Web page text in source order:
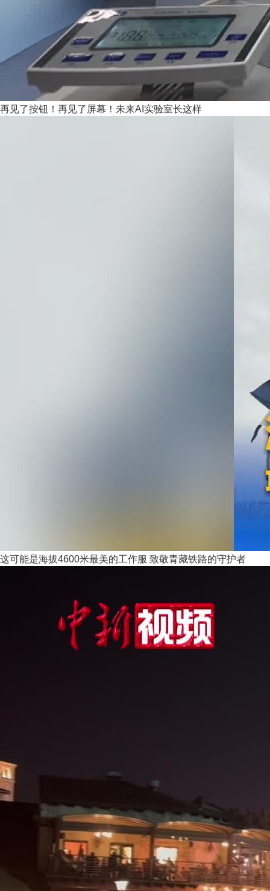
再见了按钮！再见了屏幕！未来AI实验室长这样
这可能是海拔4600米最美的工作服 致敬青藏铁路的守护者